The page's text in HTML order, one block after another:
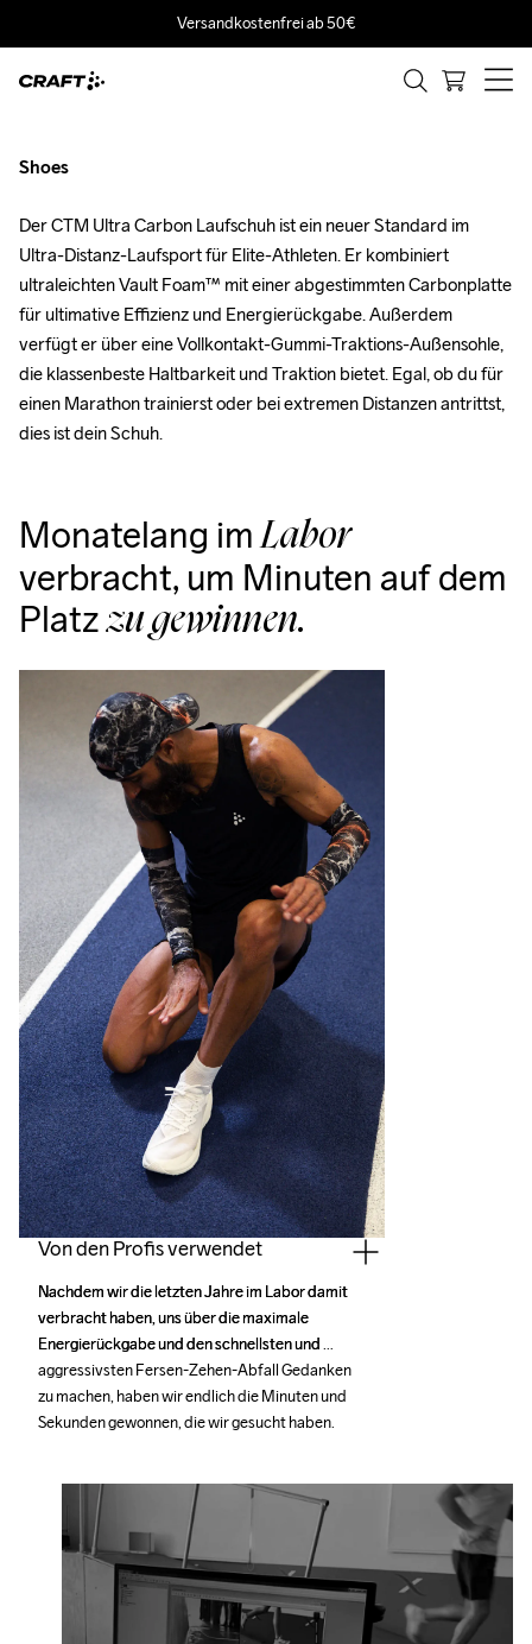
Versandkostenfrei ab 50€
CTM Ultra
Shoes
Der CTM Ultra Carbon Laufschuh ist ein neuer Standard im
Ultra-Distanz-Laufsport für Elite-Athleten. Er kombiniert
ultraleichten Vault Foam™ mit einer abgestimmten Carbonplatte
für ultimative Effizienz und Energierückgabe. Außerdem
verfügt er über eine Vollkontakt-Gummi-Traktions-Außensohle,
die klassenbeste Haltbarkeit und Traktion bietet. Egal, ob du für
einen Marathon trainierst oder bei extremen Distanzen antrittst,
dies ist dein Schuh.
Monatelang imLabor
verbracht, um Minuten auf dem
Platzzu gewinnen.
Von den Profis verwendet
Nachdem wir die letzten Jahre im Labor damit
verbracht haben, uns über die maximale
Energierückgabe und den schnellsten und
aggressivsten Fersen-Zehen-Abfall Gedanken
zu machen, haben wir endlich die Minuten und
Sekunden gewonnen, die wir gesucht haben.
Nachdem wir die letzten Jahre im Labor damit
verbracht haben, uns über die maximale
Energierückgabe und den schnellsten und
aggressivsten Fersen-Zehen-Abfall Gedanken
zu machen, haben wir endlich die Minuten und